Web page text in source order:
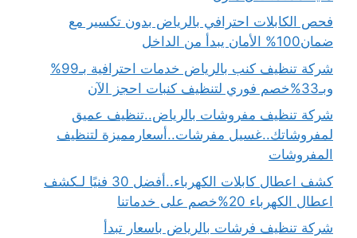
فحص الكابلات احترافي بالرياض بدون تكسير مع
ضمان100% الأمان يبدأ من الداخل
شركة تنظيف كنب بالرياض خدمات احترافية بـ99%
وبـ33%خصم فوري لتنظيف كنبات احجز الآن
شركة تنظيف مفروشات بالرياض..تنظيف عميق
لمفروشاتك..غسيل مفرشات..أسعارمميزة لتنظيف
المفروشات
كشف اعطال كابلات الكهرباء..أفضل 30 فنيًا لـكشف
اعطال الكهرباء 20%خصم على خدماتنا
شركة تنظيف فرشات بالرياض باسعار تبدأ